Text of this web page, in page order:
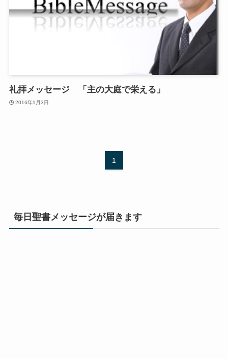
礼拝メッセージ 「主の大庭で栄える」
2016年1月3日
1
毎日聖書メッセージが届きます